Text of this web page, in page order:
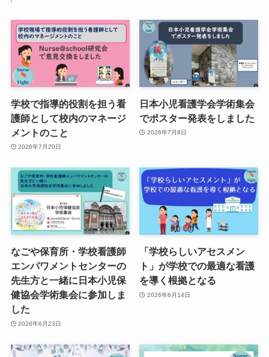
学校で指導的役割を担う看
護師として校内のマネージ
メントのこと
2026年7月20日
日本小児看護学会学術集会
でポスター発表をしました
2026年7月8日
なごや保育所・学校看護師
エンパワメントセンターの
先生方と一緒に日本小児保
健協会学術集会に参加しま
した
2026年6月23日
「学校らしいアセスメン
ト」が学校での最適な看護
を導く根拠となる
2026年6月14日